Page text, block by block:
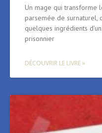
Un mage qui transforme
parsemée de surnaturel,
quelques ingrédients
prisonnier
DÉCOUVRIR LE LIVRE »